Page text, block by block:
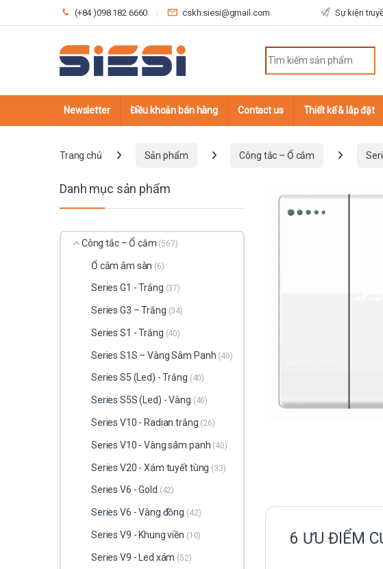
Skip to navigation
Skip to content
(+84 )098 182 6660 cskh.siesi@gmail.com Sự kiện
Newsletter Điều khoản bán hàng Contact us Thiết kế & lắp đặt
Trang chủ Sản phẩm Công tắc – Ổ cắm
6 ƯU ĐIỂM
Danh mục sản phẩm
Công tắc – Ổ cắm (567)
Ổ cắm âm sàn (6)
Series G1 - Trắng (37)
Series G3 – Trắng (34)
Series S1 - Trắng (40)
Series S1S – Vàng Sâm Panh (40)
Series S5 (Led) - Trắng (40)
Series S5S (Led) - Vàng (40)
Series V10 - Radian trắng (26)
Series V10 - Vàng sâm panh (40)
Series V20 - Xám tuyết tùng (33)
Series V6 - Gold (42)
Series V6 - Vàng đồng (42)
Series V9 - Khung viền (10)
Series V9 - Led xám (52)